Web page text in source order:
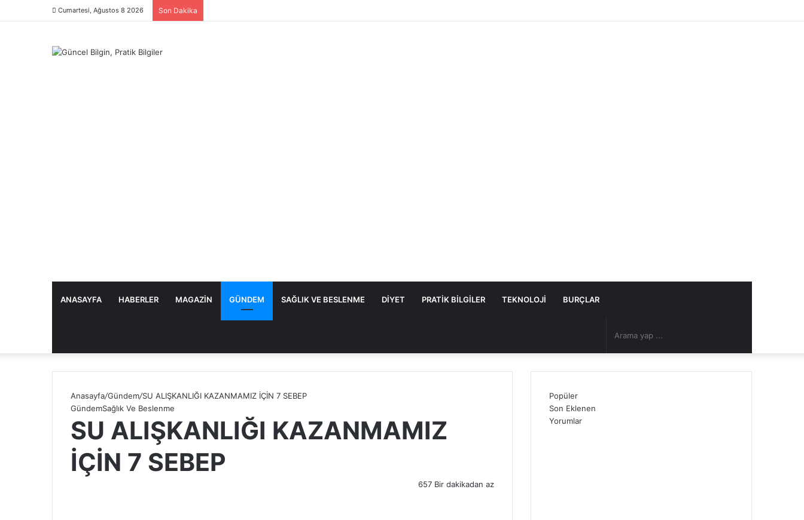
Cumartesi, Ağustos 8 2026 Son Dakika
ANASAYFA HABERLER MAGAZIN GÜNDEM SAĞLIK VE BESLENME DIYET PRATIK BILGILER TEKNOLOJI BURÇLAR
yap
Rastgele
Makale
Anasayfa/Gündem/SU ALIŞKANLIĞI KAZANMAMIZ İÇİN 7 SEBEP
GündemSağlık Ve Beslenme
SU ALIŞKANLIĞI KAZANMAMIZ
İÇİN 7 SEBEP
657 Bir dakikadan az
Popüler
Son Eklenen
Yorumlar